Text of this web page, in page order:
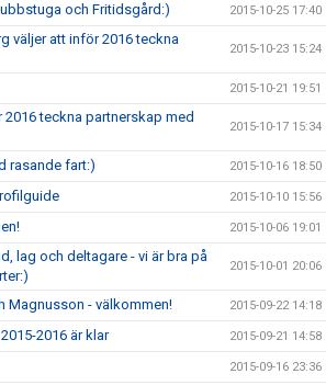
och Fritidsgård:) 2015-10-25 17:40
väljer att inför 2016 teckna
2015-10-23 15:24
2015-10-21 19:51
teckna partnerskap med
2015-10-17 15:34
rasande fart:) 2015-10-16 18:50
2015-10-10 15:56
2015-10-06 19:01
lag och deltagare - vi är bra på
2015-10-01 20:06
Magnusson - välkommen! 2015-09-22 14:18
2016 är klar 2015-09-21 14:58
2015-09-16 23:36